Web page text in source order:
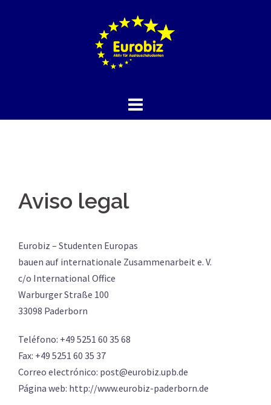
Aviso legal
Eurobiz – Studenten Europas
bauen auf internationale Zusammenarbeit e. V.
c/o International Office
Warburger Straße 100
33098 Paderborn
Teléfono: +49 5251 60 35 68
Fax: +49 5251 60 35 37
Correo electrónico: post@eurobiz.upb.de
Página web: http://www.eurobiz-paderborn.de